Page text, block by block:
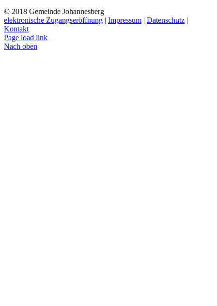
© 2018 Gemeinde Johannesberg
elektronische Zugangseröffnung | Impressum | Datenschutz |
Kontakt
Page load link
Nach oben